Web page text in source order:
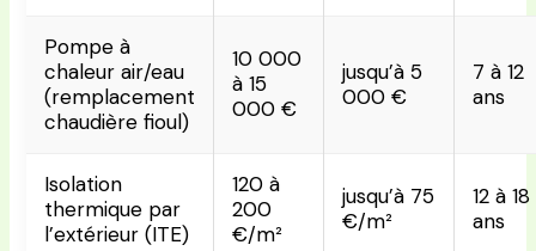
Pompe à
chaleur air/eau
(remplacement
chaudière fioul)
10 000
à 15
000 €
jusqu’à 5
000 €
7 à 12
ans
Isolation
thermique par
l’extérieur (ITE)
120 à
200
€/m²
jusqu’à 75
€/m²
12 à 18
ans